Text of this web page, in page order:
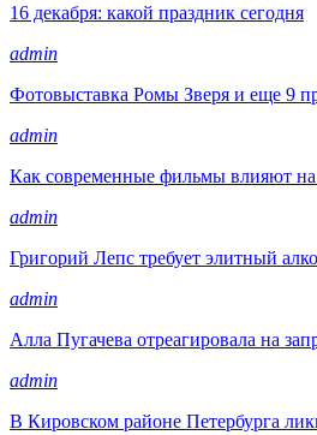
16 декабря: какой праздник сегодня
admin
Фотовыставка Ромы Зверя и еще 9
admin
Как современные фильмы влияют
admin
Григорий Лепс требует элитный
admin
Алла Пугачева отреагировала на
admin
В Кировском районе Петербурга